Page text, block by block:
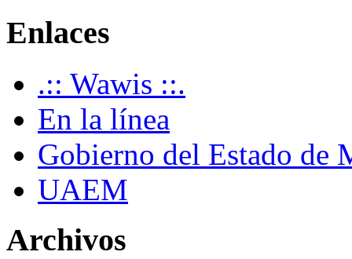
Enlaces
.:: Wawis ::.
En la línea
Gobierno del Estado de
UAEM
Archivos